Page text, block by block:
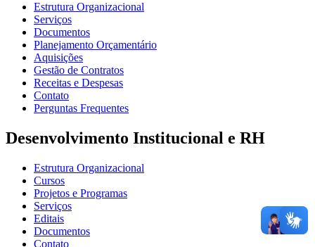
Estrutura Organizacional
Serviços
Documentos
Planejamento Orçamentário
Aquisições
Gestão de Contratos
Receitas e Despesas
Contato
Perguntas Frequentes
Desenvolvimento Institucional e RH
Estrutura Organizacional
Cursos
Projetos e Programas
Serviços
Editais
Documentos
Contato